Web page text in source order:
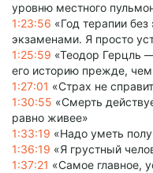
уровню местного
1:23:56 «Год терапии
экзаменами. Я просто
1:25:59 «Теодор Герцль
его историю прежде,
1:27:01 «Страх не
1:30:55 «Смерть
равно живее»
1:33:19 «Надо уметь
1:36:19 «Я грустный
1:37:21 «Самое главное,